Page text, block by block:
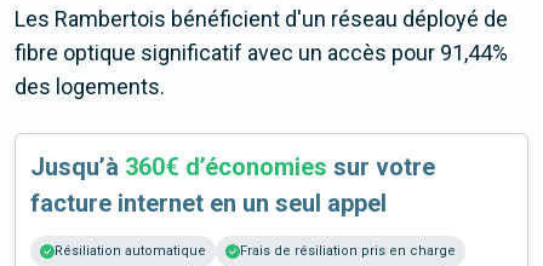
Les Rambertois bénéficient d'un réseau déployé de
fibre optique significatif avec un accès pour 91,44%
des logements.
Jusqu’à 360€ d’économies sur votre
facture internet en un seul appel
Résiliation automatique
Frais de résiliation pris en charge